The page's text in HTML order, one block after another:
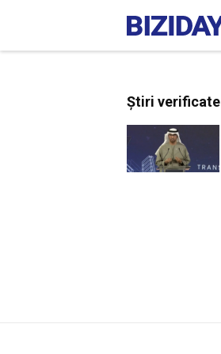
Știri verificate